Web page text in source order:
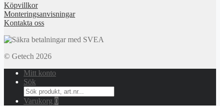
Köpvillkor
Monteringsanvisningar
Kontakta oss
© Getech 2026
Mitt konto
Sök
Search
for:
Varukorg 0